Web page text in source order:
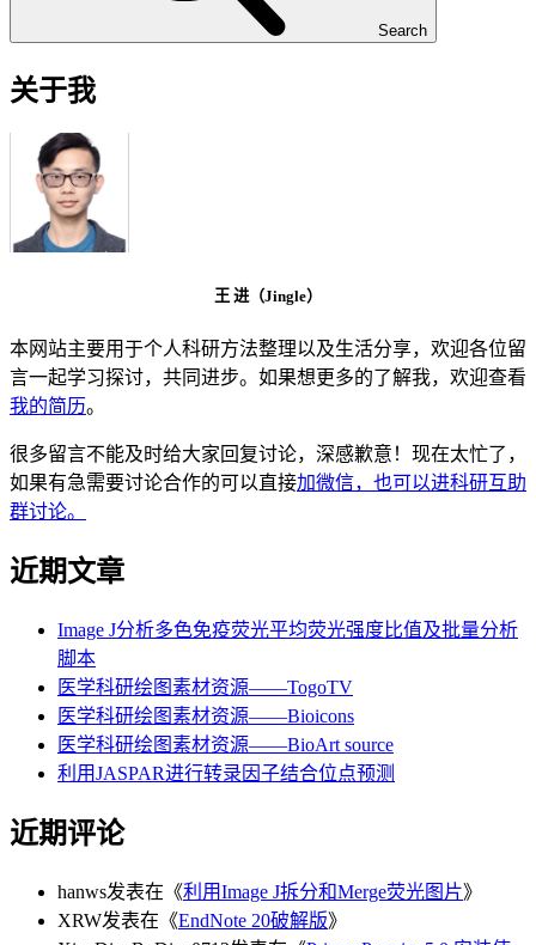
Search
关于我
王 进（Jingle）
本网站主要用于个人科研方法整理以及生活分享，欢迎各位留
言一起学习探讨，共同进步。如果想更多的了解我，欢迎查看
我的简历。
很多留言不能及时给大家回复讨论，深感歉意！现在太忙了，
如果有急需要讨论合作的可以直接加微信，也可以进科研互助
群讨论。
近期文章
Image J分析多色免疫荧光平均荧光强度比值及批量分析
脚本
医学科研绘图素材资源——TogoTV
医学科研绘图素材资源——Bioicons
医学科研绘图素材资源——BioArt source
利用JASPAR进行转录因子结合位点预测
近期评论
hanws发表在《利用Image J拆分和Merge荧光图片》
XRW发表在《EndNote 20破解版》